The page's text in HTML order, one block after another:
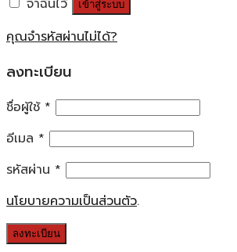
จำฉันไว้
เข้าสู่ระบบ
คุณจำรหัสผ่านไม่ได้?
ลงทะเบียน
ชื่อผู้ใช้ *
อีเมล *
รหัสผ่าน *
นโยบายความเป็นส่วนตัว.
ลงทะเบียน